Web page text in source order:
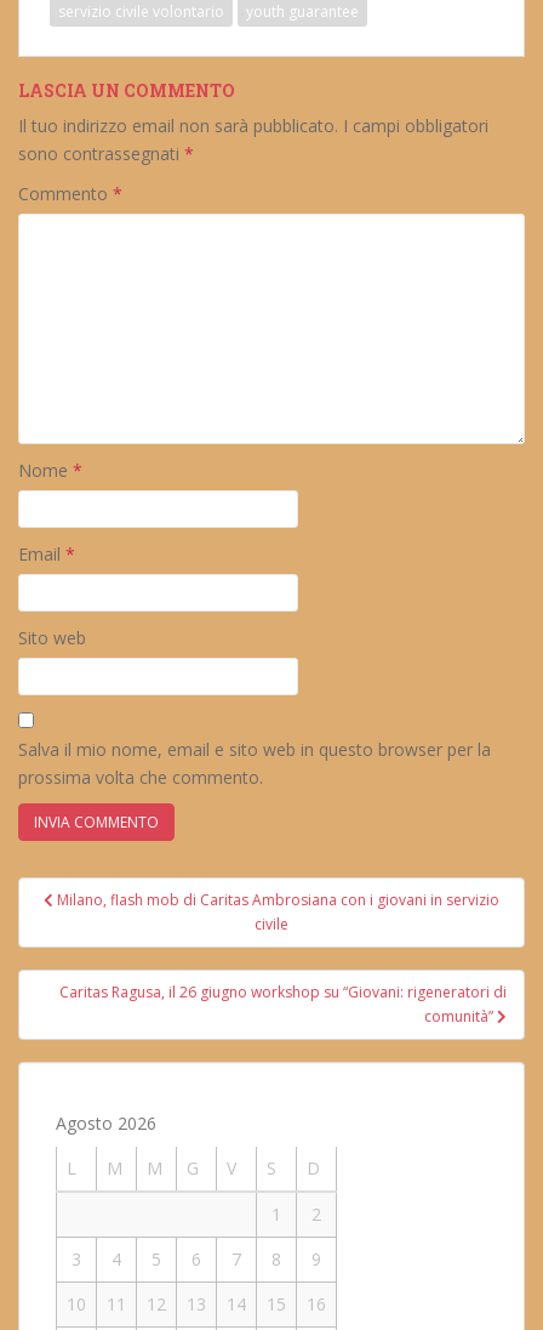
servizio civile volontario
youth guarantee
LASCIA UN COMMENTO
Il tuo indirizzo email non sarà pubblicato. I campi obbligatori
sono contrassegnati *
Commento *
Nome *
Email *
Sito web
Salva il mio nome, email e sito web in questo browser per la
prossima volta che commento.
Navigazione
Milano, flash mob di Caritas Ambrosiana con i giovani in servizio
civile
Caritas Ragusa, il 26 giugno workshop su “Giovani: rigeneratori di
comunità”
Agosto 2026
L
M M G V S
D
1
2
3
4 5 6 7 8
9
10
11 12 13 14 15 16